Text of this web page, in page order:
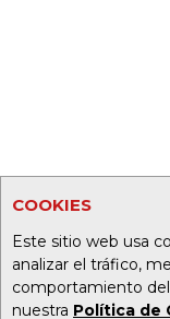
COOKIES
Este sitio web usa
analizar el tráfico,
comportamiento del
nuestra Política de